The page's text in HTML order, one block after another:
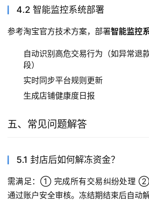
4.2 智能监控系统部署
参考淘宝官方技术方案，部署智能监控
自动识别高危交易行为（如异常退
段）
实时同步平台规则更新
生成店铺健康度日报
五、常见问题解答
5.1 封店后如何解冻资金？
需满足：① 完成所有交易纠纷处理
通过账户安全审核。冻结期结束后自动解